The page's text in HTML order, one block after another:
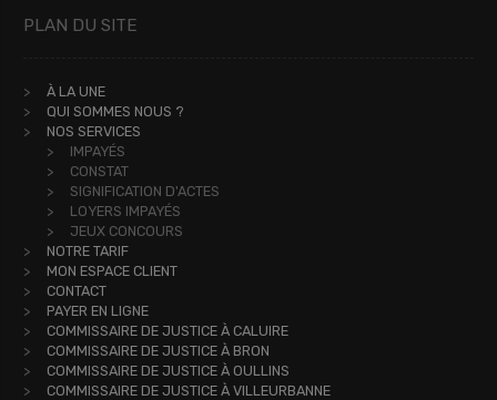
PLAN DU SITE
À LA UNE
QUI SOMMES NOUS ?
NOS SERVICES
IMPAYÉS
CONSTAT
SIGNIFICATION D'ACTES
LOYERS IMPAYÉS
JEUX CONCOURS
NOTRE TARIF
MON ESPACE CLIENT
CONTACT
PAYER EN LIGNE
COMMISSAIRE DE JUSTICE À CALUIRE
COMMISSAIRE DE JUSTICE À BRON
COMMISSAIRE DE JUSTICE À OULLINS
COMMISSAIRE DE JUSTICE À VILLEURBANNE